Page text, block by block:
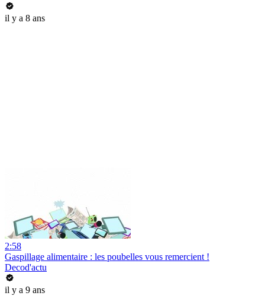
il y a 8 ans
2:58
Gaspillage alimentaire : les poubelles vous remercient !
Decod'actu
il y a 9 ans